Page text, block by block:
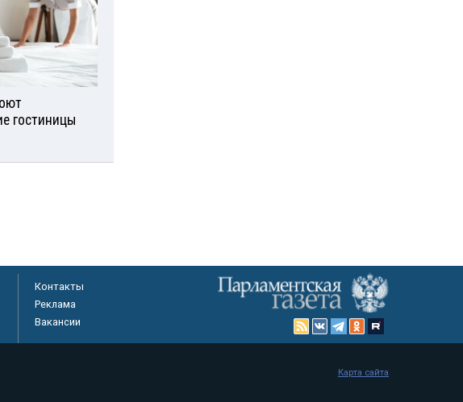
гостиницы
Контакты
Реклама
Вакансии
Карта сайта